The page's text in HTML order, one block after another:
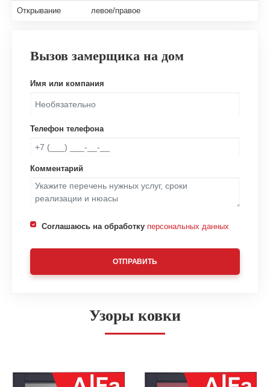
Открывание левое/правое
Вызов замерщика на дом
Имя или компания
Телефон телефона
Комментарий
Соглашаюсь на обработку персональных данных
ОТПРАВИТЬ
Узоры ковки